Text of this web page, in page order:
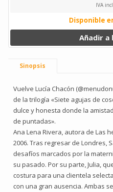
IVA
Disponible
Añadir a
Sinopsis
Vuelve Lucía Chacón
de la trilogía «Siete agujas de
dulce y honesta donde la
de puntadas».
Ana Lena Rivera, autora de Las
2006. Tras regresar de Londres,
desafíos marcados por la
su pasado. Por su parte, Julia,
costura para una clientela
con una gran ausencia. Ambas